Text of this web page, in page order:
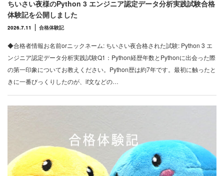
ちいさい夜様のPython 3 エンジニア認定データ分析実践試験合格
体験記を公開しました
2026.7.11 合格体験記
◆合格者情報お名前orニックネーム: ちいさい夜合格された試験: Python 3 エ
ンジニア認定データ分析実践試験Q1：Python経歴年数とPythonに出会った際
の第一印象についてお教えください。Python歴は約7年です。最初に触ったと
きに一番びっくりしたのが、if文などの…